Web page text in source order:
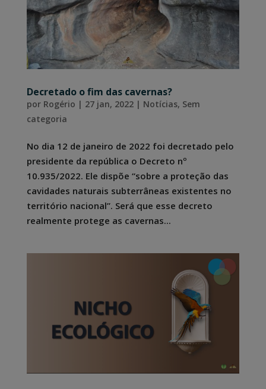
Decretado o fim das cavernas?
por Rogério | 27 jan, 2022| Notícias, Sem
categoria
No dia 12 de janeiro de 2022 foi decretado pelo
presidente da república o Decreto nº
10.935/2022. Ele dispõe “sobre a proteção das
cavidades naturais subterrâneas existentes no
território nacional”. Será que esse decreto
realmente protege as cavernas...